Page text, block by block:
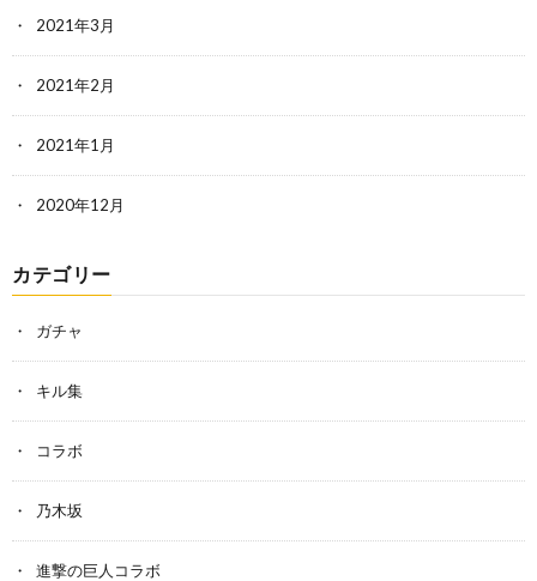
2021年3月
2021年2月
2021年1月
2020年12月
カテゴリー
ガチャ
キル集
コラボ
乃木坂
進撃の巨人コラボ